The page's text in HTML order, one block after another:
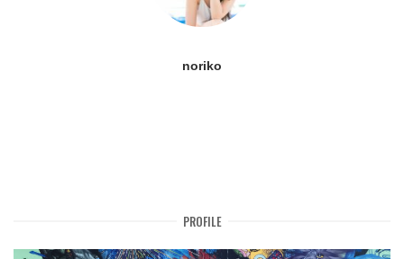
noriko
PROFILE